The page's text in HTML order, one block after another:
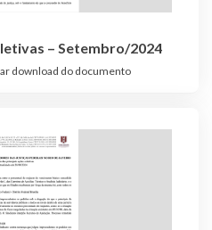
– Setembro/2024
download do documento